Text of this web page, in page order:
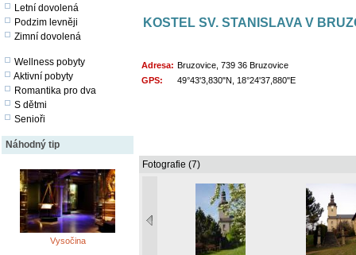
Letní dovolená
Podzim levněji
Zimní dovolená
Wellness pobyty
Aktivní pobyty
Romantika pro dva
S dětmi
Senioři
Náhodný tip
Vysočina
KOSTEL SV. STANISLAVA V
Adresa: Bruzovice, 739 36 Bruzovice
GPS:
49°43'3,830"N, 18°24'37,880"E
Fotografie (7)